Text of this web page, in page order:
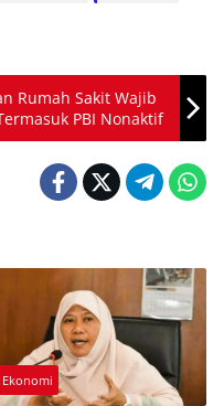
Rumah Sakit Wajib
PBI Nonaktif
Ekonomi